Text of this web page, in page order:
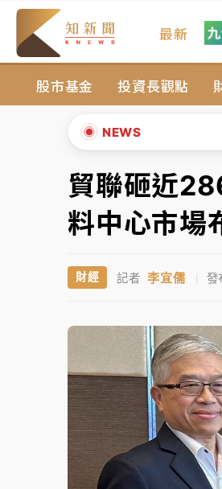
最新
股市基金 投資長觀點
NEWS
中颱白海豚進逼！台
有片｜ 白海豚暴風圈
中颱白海豚風雨來了
白海豚逼近！北市水
中颱白海豚進逼！台
中颱白海豚風雨來了
白海豚逼近！北市水
▲
▼
貿聯砸近
料中心市場
財經 記者 李宜儒 | 發